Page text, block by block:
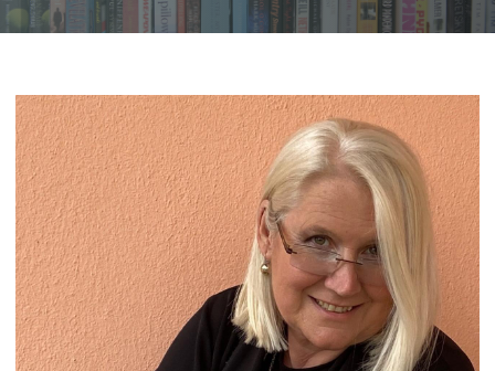
e
r
a
n
s
t
a
l
t